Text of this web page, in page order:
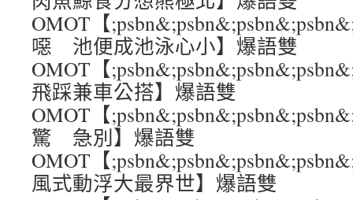
OMOT【
噁 池便成池泳心小】爆語雙
OMOT【
飛踩兼車公搭】爆語雙
OMOT【
驚 急別】爆語雙
OMOT【
風式動浮大最界世】爆語雙